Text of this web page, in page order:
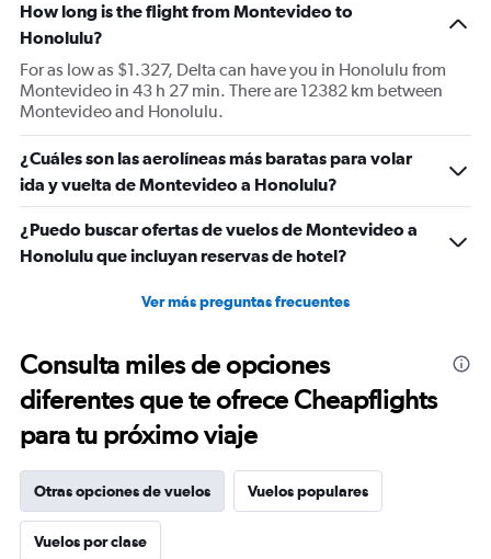
How long is the flight from Montevideo to
Honolulu?
For as low as $1.327, Delta can have you in Honolulu from
Montevideo in 43 h 27 min. There are 12382 km between
Montevideo and Honolulu.
¿Cuáles son las aerolíneas más baratas para volar
ida y vuelta de Montevideo a Honolulu?
¿Puedo buscar ofertas de vuelos de Montevideo a
Honolulu que incluyan reservas de hotel?
Ver más preguntas frecuentes
Consulta miles de opciones
diferentes que te ofrece Cheapflights
para tu próximo viaje
Otras opciones de vuelos Vuelos populares
Vuelos por clase